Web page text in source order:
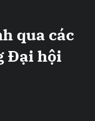
qua các
Đại hội